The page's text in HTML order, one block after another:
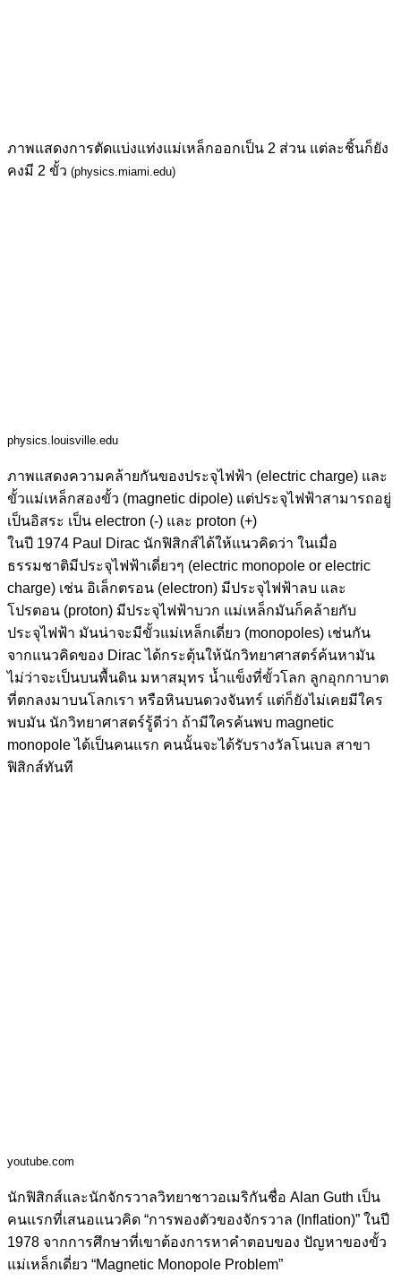
ภาพแสดงการตัดแบ่งแท่งแม่เหล็กออกเป็น 2 ส่วน แต่ละชิ้นก็ยัง
คงมี 2 ขั้ว (physics.miami.edu)
physics.louisville.edu
ภาพแสดงความคล้ายกันของประจุไฟฟ้า (electric charge) และ
ขั้วแม่เหล็กสองขั้ว (magnetic dipole) แต่ประจุไฟฟ้าสามารถอยู่
เป็นอิสระ เป็น electron (-) และ proton (+)
ในปี 1974 Paul Dirac นักฟิสิกส์ได้ให้แนวคิดว่า ในเมื่อ
ธรรมชาติมีประจุไฟฟ้าเดี่ยวๆ (electric monopole or electric
charge) เช่น อิเล็กตรอน (electron) มีประจุไฟฟ้าลบ และ
โปรตอน (proton) มีประจุไฟฟ้าบวก แม่เหล็กมันก็คล้ายกับ
ประจุไฟฟ้า มันน่าจะมีขั้วแม่เหล็กเดี่ยว (monopoles) เช่นกัน
จากแนวคิดของ Dirac ได้กระตุ้นให้นักวิทยาศาสตร์ค้นหามัน
ไม่ว่าจะเป็นบนพื้นดิน มหาสมุทร น้ำแข็งที่ขั้วโลก ลูกอุกกาบาต
ที่ตกลงมาบนโลกเรา หรือหินบนดวงจันทร์ แต่ก็ยังไม่เคยมีใคร
พบมัน นักวิทยาศาสตร์รู้ดีว่า ถ้ามีใครค้นพบ magnetic
monopole ได้เป็นคนแรก คนนั้นจะได้รับรางวัลโนเบล สาขา
ฟิสิกส์ทันที
youtube.com
นักฟิสิกส์และนักจักรวาลวิทยาชาวอเมริกันชื่อ Alan Guth เป็น
คนแรกที่เสนอแนวคิด “การพองตัวของจักรวาล (Inflation)” ในปี
1978 จากการศึกษาที่เขาต้องการหาคำตอบของ ปัญหาของขั้ว
แม่เหล็กเดี่ยว “Magnetic Monopole Problem”